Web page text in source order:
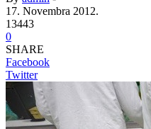
17. Novembra 2012.
13443
0
SHARE
Facebook
Twitter